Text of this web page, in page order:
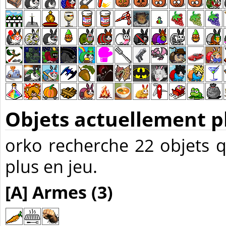
Objets actuellement
orko recherche 22 objets
plus en jeu.
[A] Armes (3)